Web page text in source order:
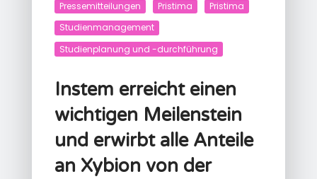
Pressemitteilungen
Pristima
Pristima
Studienmanagement
Studienplanung und -durchführung
Instem erreicht einen
wichtigen Meilenstein
und erwirbt alle Anteile
an Xybion von der